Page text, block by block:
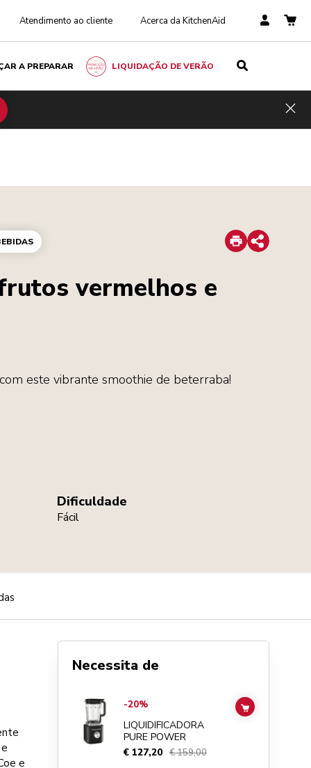
Atendimento ao cliente Acerca da KitchenAid
A PREPARAR LIQUIDAÇÃO DE VERÃO
Print
Share
vermelhos e
este vibrante smoothie de beterraba!
Dificuldade
Fácil
e
Necessita de
Go toLiquidificadora Pure Power details page
-20%
LIQUIDIFICADORA
PURE POWER
€ 127,20 € 159,00
ADD TO CART